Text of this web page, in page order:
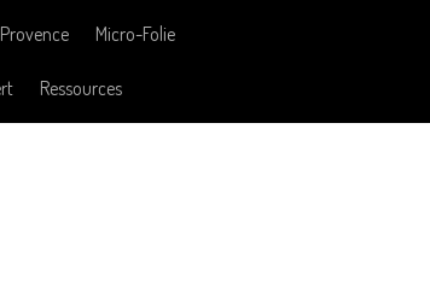
Micro-Folie
Ressources